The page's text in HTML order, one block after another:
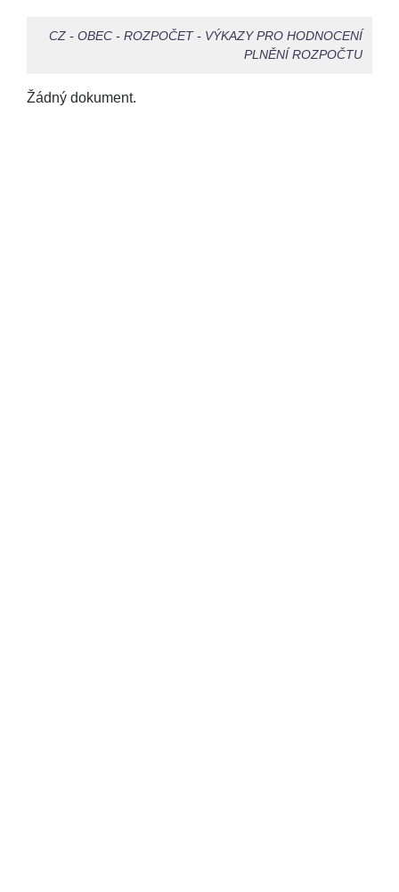
CZ- OBEC- ROZPOČET- VÝKAZY PRO HODNOCENÍ
PLNĚNÍ ROZPOČTU
Žádný dokument.